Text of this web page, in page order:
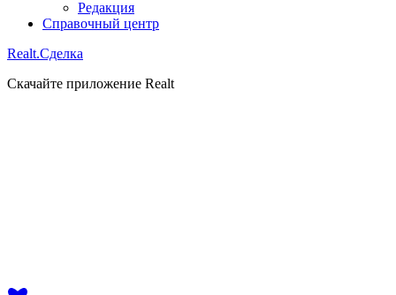
Редакция
Справочный центр
Realt.Сделка
Скачайте приложение Realt